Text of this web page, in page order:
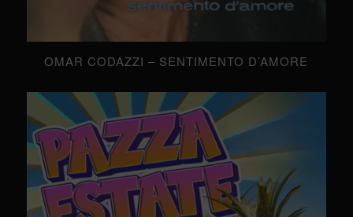
OMAR CODAZZI – SENTIMENTO D’AMORE